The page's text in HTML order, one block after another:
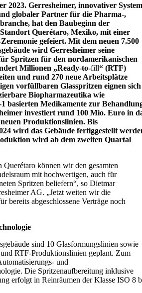
2023. Gerresheimer, innovativer
globaler Partner für die Pharma-,
hat den Baubeginn der
Querétaro, Mexiko, mit einer
gefeiert. Mit dem neuen 7.500
wird Gerresheimer seine
Spritzen für den nordamerikanischen
Millionen „Ready-to-fill“ (RTF)
und rund 270 neue Arbeitsplätze
vorfüllbaren Glasspritzen eignen sich
Biopharmazeutika wie
1 basierten Medikamente zur
investiert rund 100 Mio. Euro in
Produktionslinien. Bis
wird das Gebäude fertiggestellt
wird ab dem zweiten Quartal
Querétaro können wir den gesamten
mit hochwertigen, auch für
Spritzen beliefern“, so Dietmar
AG. „Jetzt weiten wir die
bereits abgeschlossene Verträge noch
sind 10 Glasformungslinien sowie
RTF-Produktionslinien geplant. Zum
und
Die Spritzenaufbereitung inklusive
erfolgt in Reinräumen der Klasse ISO 8